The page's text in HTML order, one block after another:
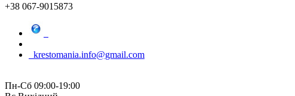
+38 067-9015873
krestomania.info@gmail.com
Пн-Сб 09:00-19:00